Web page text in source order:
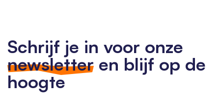
Schrijf je in voor onze
newsletter en blijf op de
hoogte